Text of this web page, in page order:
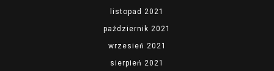
listopad 2021
październik 2021
wrzesień 2021
sierpień 2021